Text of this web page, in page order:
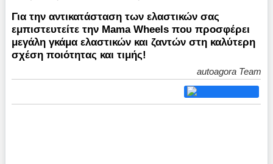
Για την αντικατάσταση των ελαστικών σας
εμπιστευτείτε την Mama Wheels που προσφέρει
μεγάλη γκάμα ελαστικών και ζαντών στη καλύτερη
σχέση ποιότητας και τιμής!
autoagora Team